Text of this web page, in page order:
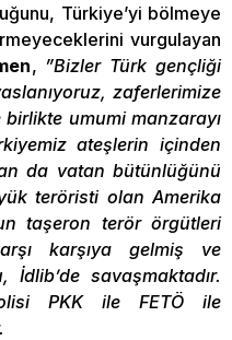
Türkiye’yi bölmeye
vurgulayan
, ”Bizler Türk gençliği
zaferlerimize
umumi manzarayı
ateşlerin içinden
da vatan bütünlüğünü
teröristi olan Amerika
taşeron terör örgütleri
karşıya gelmiş ve
İdlib’de savaşmaktadır.
PKK ile FETÖ ile